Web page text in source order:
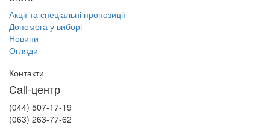
Акції та спеціальні пропозиції
Допомога у виборі
Новини
Огляди
Контакти
Call-центр
(044) 507-17-19
(063) 263-77-62